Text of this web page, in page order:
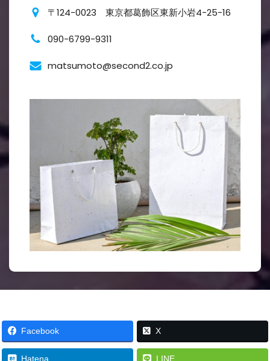
〒124-0023 東京都葛飾区東新小岩4-25-16
090-6799-9311
matsumoto@second2.co.jp
Facebook X
Hatena LINE